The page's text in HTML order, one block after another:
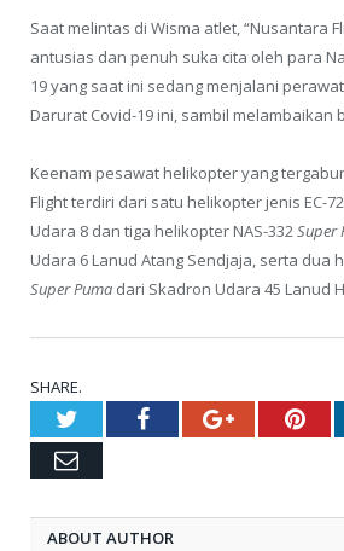
Saat melintas di Wisma atlet, “Nusantara
antusias dan penuh suka cita oleh para
19 yang saat ini sedang menjalani
Darurat Covid-19 ini, sambil melambaikan
Keenam pesawat helikopter yang
Flight terdiri dari satu helikopter jenis EC-
Udara 8 dan tiga helikopter NAS-332Super
Udara 6 Lanud Atang Sendjaja, serta dua
Super Puma dari Skadron Udara 45 Lanud
SHARE.
TwitterFacebookGoogle+
Email
ABOUT AUTHOR